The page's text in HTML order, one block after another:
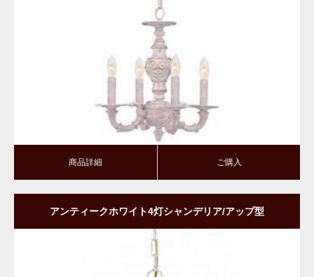
商品詳細 ご購入
アンティークホワイト4灯シャンデリア/アップ型